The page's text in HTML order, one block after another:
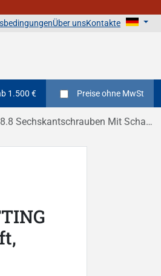
Über unsKontakte
1.500 € Preiseohne MwSt
Mit Schaft, teilgewinde DIN 931